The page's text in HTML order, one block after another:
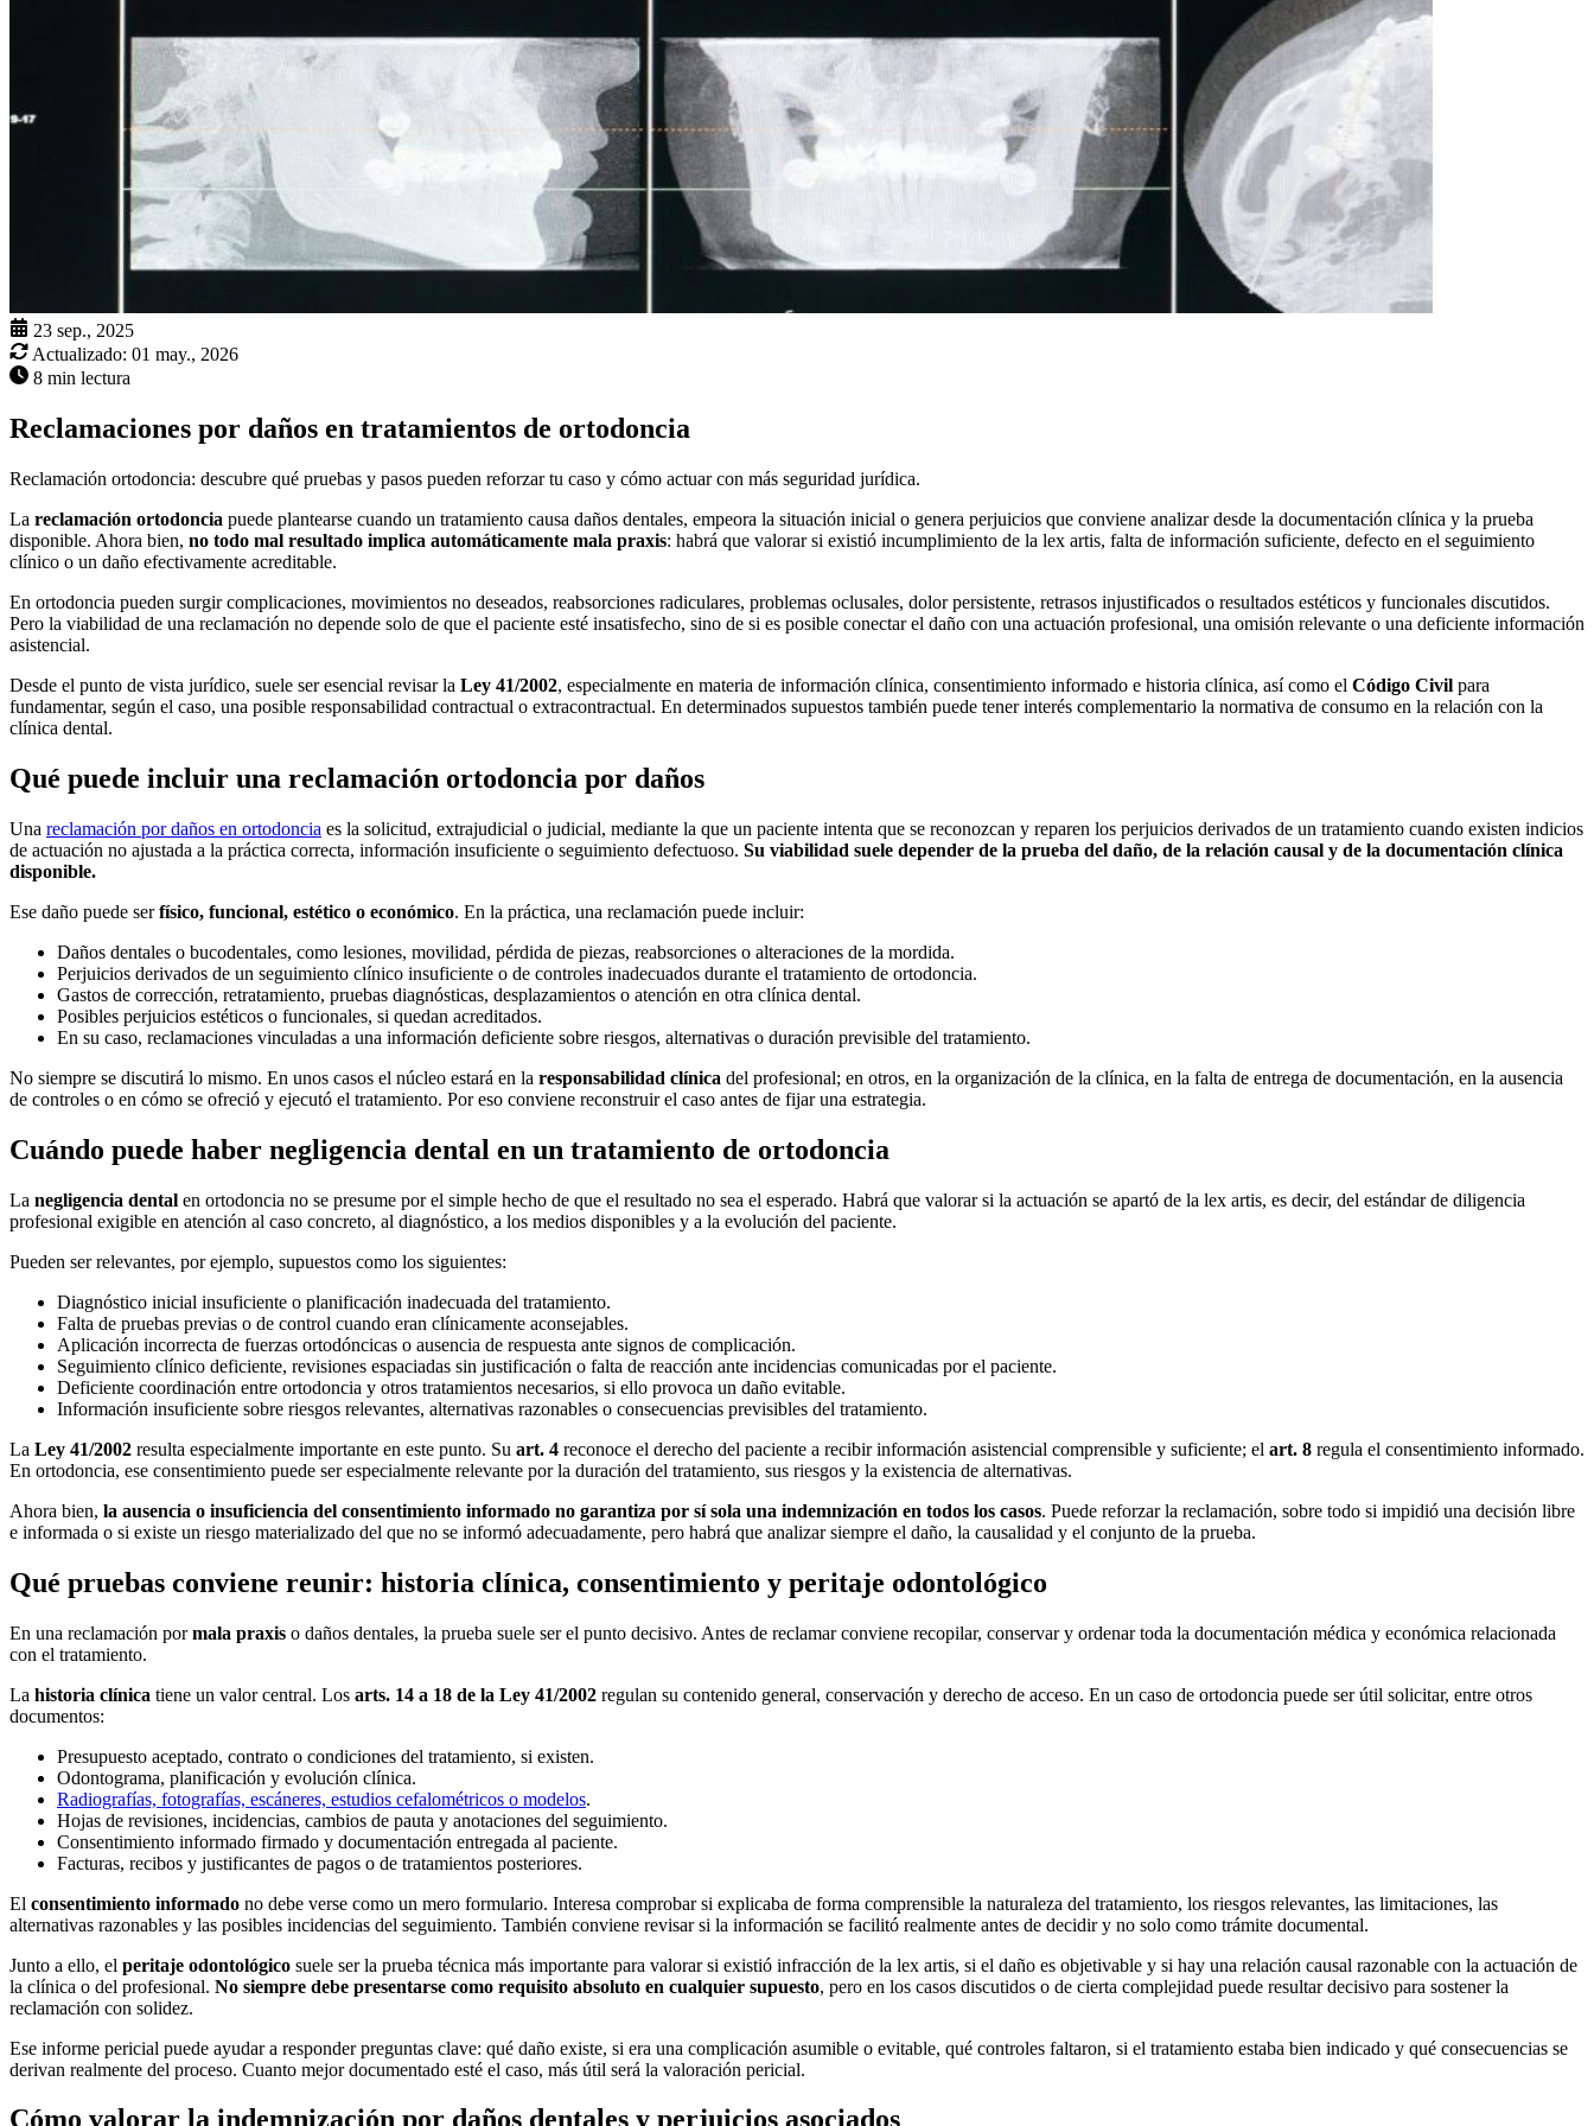
23 sep., 2025
Actualizado: 01 may., 2026
8 min lectura
Reclamaciones por daños en tratamientos de ortodoncia
Reclamación ortodoncia: descubre qué pruebas y pasos pueden reforzar tu caso y cómo actuar con más seguridad jurídica.
La reclamación ortodoncia puede plantearse cuando un tratamiento causa daños dentales, empeora la situación inicial o genera perjuicios que conviene analizar desde la documentación clínica y la prueba
disponible. Ahora bien, no todo mal resultado implica automáticamente mala praxis: habrá que valorar si existió incumplimiento de la lex artis, falta de información suficiente, defecto en el seguimiento
clínico o un daño efectivamente acreditable.
En ortodoncia pueden surgir complicaciones, movimientos no deseados, reabsorciones radiculares, problemas oclusales, dolor persistente, retrasos injustificados o resultados estéticos y funcionales discutidos.
Pero la viabilidad de una reclamación no depende solo de que el paciente esté insatisfecho, sino de si es posible conectar el daño con una actuación profesional, una omisión relevante o una deficiente información
asistencial.
Desde el punto de vista jurídico, suele ser esencial revisar la Ley 41/2002, especialmente en materia de información clínica, consentimiento informado e historia clínica, así como el Código Civil para
fundamentar, según el caso, una posible responsabilidad contractual o extracontractual. En determinados supuestos también puede tener interés complementario la normativa de consumo en la relación con la
clínica dental.
Qué puede incluir una reclamación ortodoncia por daños
Una reclamación por daños en ortodoncia es la solicitud, extrajudicial o judicial, mediante la que un paciente intenta que se reconozcan y reparen los perjuicios derivados de un tratamiento cuando existen indicios
de actuación no ajustada a la práctica correcta, información insuficiente o seguimiento defectuoso. Su viabilidad suele depender de la prueba del daño, de la relación causal y de la documentación clínica
disponible.
Ese daño puede serfísico, funcional, estético o económico. En la práctica, una reclamación puede incluir:
Daños dentales o bucodentales, como lesiones, movilidad, pérdida de piezas, reabsorciones o alteraciones de la mordida.
Perjuicios derivados de un seguimiento clínico insuficiente o de controles inadecuados durante el tratamiento de ortodoncia.
Gastos de corrección, retratamiento, pruebas diagnósticas, desplazamientos o atención en otra clínica dental.
Posibles perjuicios estéticos o funcionales, si quedan acreditados.
En su caso, reclamaciones vinculadas a una información deficiente sobre riesgos, alternativas o duración previsible del tratamiento.
No siempre se discutirá lo mismo. En unos casos el núcleo estará en la responsabilidad clínica del profesional; en otros, en la organización de la clínica, en la falta de entrega de documentación, en la ausencia
de controles o en cómo se ofreció y ejecutó el tratamiento. Por eso conviene reconstruir el caso antes de fijar una estrategia.
Cuándo puede haber negligencia dental en un tratamiento de ortodoncia
La negligencia dental en ortodoncia no se presume por el simple hecho de que el resultado no sea el esperado. Habrá que valorar si la actuación se apartó de la lex artis, es decir, del estándar de diligencia
profesional exigible en atención al caso concreto, al diagnóstico, a los medios disponibles y a la evolución del paciente.
Pueden ser relevantes, por ejemplo, supuestos como los siguientes:
Diagnóstico inicial insuficiente o planificación inadecuada del tratamiento.
Falta de pruebas previas o de control cuando eran clínicamente aconsejables.
Aplicación incorrecta de fuerzas ortodóncicas o ausencia de respuesta ante signos de complicación.
Seguimiento clínico deficiente, revisiones espaciadas sin justificación o falta de reacción ante incidencias comunicadas por el paciente.
Deficiente coordinación entre ortodoncia y otros tratamientos necesarios, si ello provoca un daño evitable.
Información insuficiente sobre riesgos relevantes, alternativas razonables o consecuencias previsibles del tratamiento.
La Ley 41/2002 resulta especialmente importante en este punto. Su art. 4 reconoce el derecho del paciente a recibir información asistencial comprensible y suficiente; el art. 8 regula el consentimiento informado.
En ortodoncia, ese consentimiento puede ser especialmente relevante por la duración del tratamiento, sus riesgos y la existencia de alternativas.
Ahora bien, la ausencia o insuficiencia del consentimiento informado no garantiza por sí sola una indemnización en todos los casos. Puede reforzar la reclamación, sobre todo si impidió una decisión libre
e informada o si existe un riesgo materializado del que no se informó adecuadamente, pero habrá que analizar siempre el daño, la causalidad y el conjunto de la prueba.
Qué pruebas conviene reunir: historia clínica, consentimiento y peritaje odontológico
En una reclamación pormala praxis o daños dentales, la prueba suele ser el punto decisivo. Antes de reclamar conviene recopilar, conservar y ordenar toda la documentación médica y económica relacionada
con el tratamiento.
La historia clínica tiene un valor central. Los arts. 14 a 18 de la Ley 41/2002 regulan su contenido general, conservación y derecho de acceso. En un caso de ortodoncia puede ser útil solicitar, entre otros
documentos:
Presupuesto aceptado, contrato o condiciones del tratamiento, si existen.
Odontograma, planificación y evolución clínica.
Radiografías, fotografías, escáneres, estudios cefalométricos o modelos.
Hojas de revisiones, incidencias, cambios de pauta y anotaciones del seguimiento.
Consentimiento informado firmado y documentación entregada al paciente.
Facturas, recibos y justificantes de pagos o de tratamientos posteriores.
El consentimiento informado no debe verse como un mero formulario. Interesa comprobar si explicaba de forma comprensible la naturaleza del tratamiento, los riesgos relevantes, las limitaciones, las
alternativas razonables y las posibles incidencias del seguimiento. También conviene revisar si la información se facilitó realmente antes de decidir y no solo como trámite documental.
Junto a ello, el peritaje odontológico suele ser la prueba técnica más importante para valorar si existió infracción de la lex artis, si el daño es objetivable y si hay una relación causal razonable con la actuación de
la clínica o del profesional. No siempre debe presentarse como requisito absoluto en cualquier supuesto, pero en los casos discutidos o de cierta complejidad puede resultar decisivo para sostener la
reclamación con solidez.
Ese informe pericial puede ayudar a responder preguntas clave: qué daño existe, si era una complicación asumible o evitable, qué controles faltaron, si el tratamiento estaba bien indicado y qué consecuencias se
derivan realmente del proceso. Cuanto mejor documentado esté el caso, más útil será la valoración pericial.
Cómo valorar la indemnización por daños dentales y perjuicios asociados